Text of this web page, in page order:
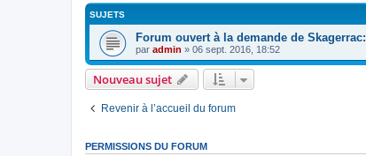
SUJETS
Forum ouvert à la demande de Skagerrac:
par admin » 06 sept. 2016, 18:52
Nouveau sujet
Revenir à l’accueil du forum
PERMISSIONS DU FORUM